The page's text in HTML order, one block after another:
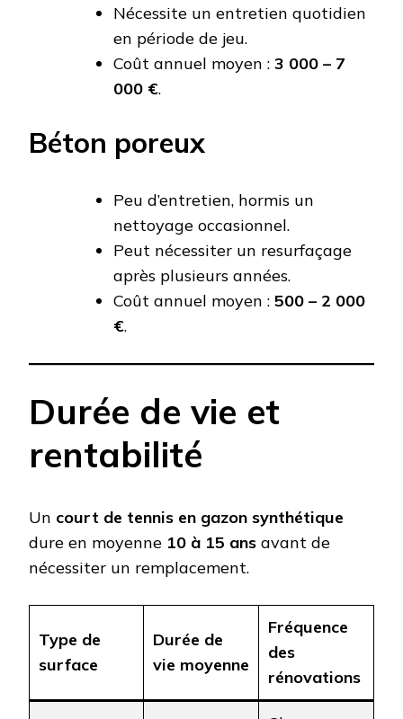
Nécessite un entretien quotidien
en période de jeu.
Coût annuel moyen : 3 000 – 7
000 €.
Béton poreux
Peu d’entretien, hormis un
nettoyage occasionnel.
Peut nécessiter un resurfaçage
après plusieurs années.
Coût annuel moyen : 500 – 2 000
€.
Durée de vie et
rentabilité
Un court de tennis en gazon synthétique
dure en moyenne 10 à 15 ans avant de
nécessiter un remplacement.
Type de
surface
Durée de
vie moyenne
Fréquence
des
rénovations